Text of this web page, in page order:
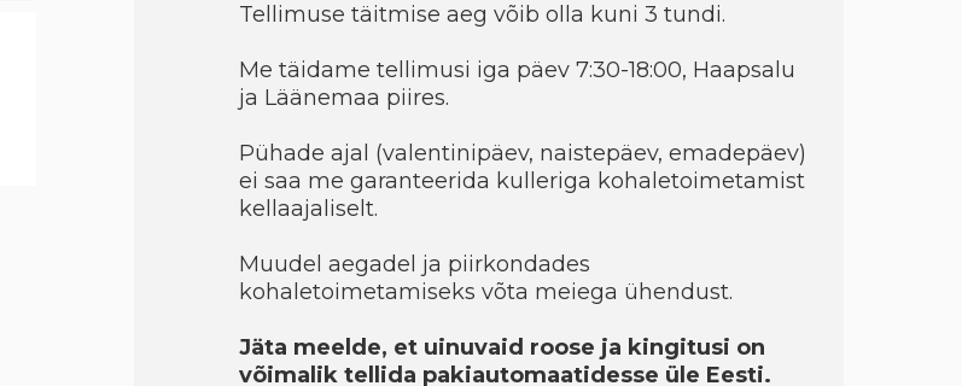
Tellimuse täitmise aeg võib olla kuni 3 tundi.
Me täidame tellimusi iga päev 7:30-18:00, Haapsalu
ja Läänemaa piires.
Pühade ajal (valentinipäev, naistepäev, emadepäev)
ei saa me garanteerida kulleriga kohaletoimetamist
kellaajaliselt.
Muudel aegadel ja piirkondades
kohaletoimetamiseks võta meiega ühendust.
Jäta meelde, et uinuvaid roose ja kingitusi on
võimalik tellida pakiautomaatidesse üle Eesti.